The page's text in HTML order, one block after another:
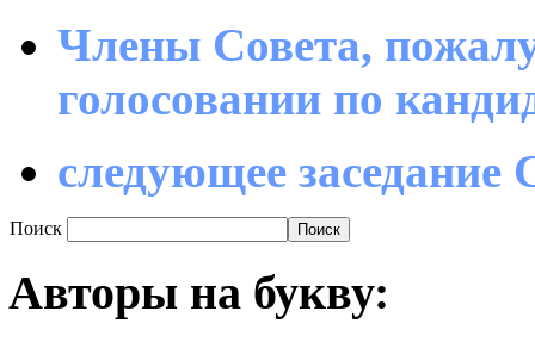
Члены Совета,
голосовании по
следующее заседание
Поиск
Авторы на букву: